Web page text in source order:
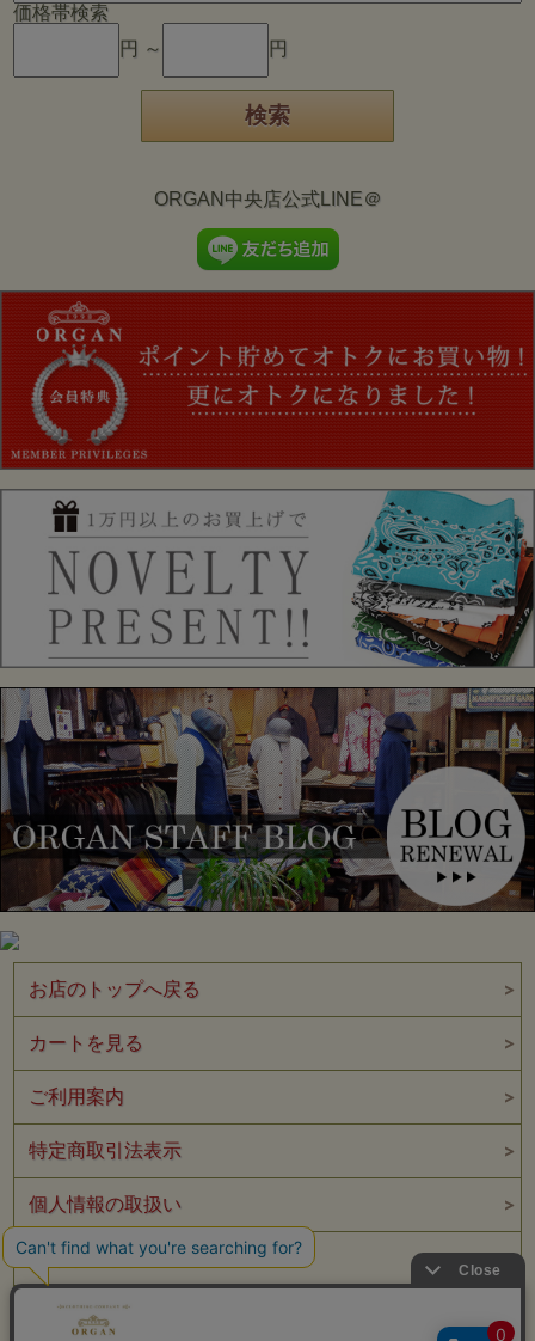
価格帯検索
円 ～
円
ORGAN中央店公式LINE＠
お店のトップへ戻る
カートを見る
ご利用案内
特定商取引法表示
個人情報の取扱い
サイトマップ
メルマガ登録